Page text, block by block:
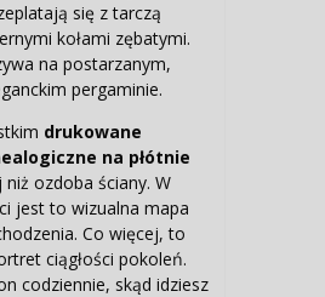
się z tarczą
kołami zębatymi.
na postarzanym,
pergaminie.
drukowane
na płótnie
ozdoba ściany. W
jest to wizualna mapa
Co więcej, to
ciągłości pokoleń.
codziennie, skąd idziesz